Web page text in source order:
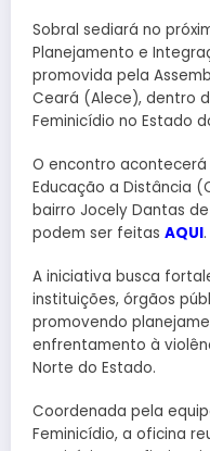
Sobral sediará no
Planejamento e
promovida pela
Ceará (Alece), dentro
Feminicídio no Estado
O encontro acontecerá
Educação a Distância
bairro Jocely Dantas
podem ser feitas AQUI.
A iniciativa busca
instituições, órgãos
promovendo
enfrentamento à
Norte do Estado.
Coordenada pela
Feminicídio, a oficina